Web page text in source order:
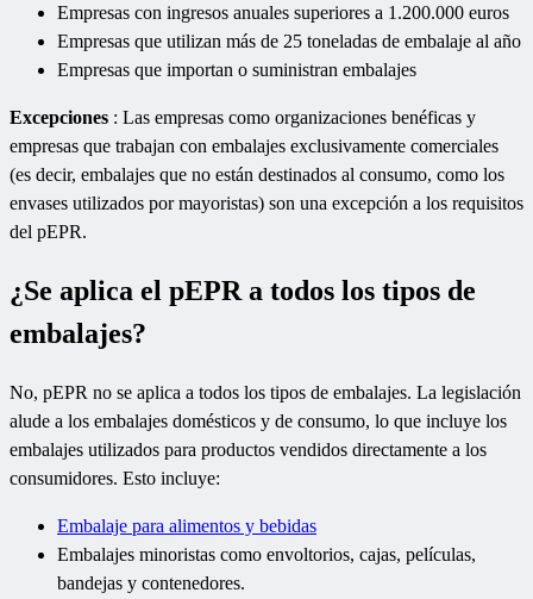
Empresas con ingresos anuales superiores a 1.200.000 euros
Empresas que utilizan más de 25 toneladas de embalaje al año
Empresas que importan o suministran embalajes
Excepciones : Las empresas como organizaciones benéficas y
empresas que trabajan con embalajes exclusivamente comerciales
(es decir, embalajes que no están destinados al consumo, como los
envases utilizados por mayoristas) son una excepción a los requisitos
del pEPR.
¿Se aplica el pEPR a todos los tipos de
embalajes?
No, pEPR no se aplica a todos los tipos de embalajes. La legislación
alude a los embalajes domésticos y de consumo, lo que incluye los
embalajes utilizados para productos vendidos directamente a los
consumidores. Esto incluye:
Embalaje para alimentos y bebidas
Embalajes minoristas como envoltorios, cajas, películas,
bandejas y contenedores.